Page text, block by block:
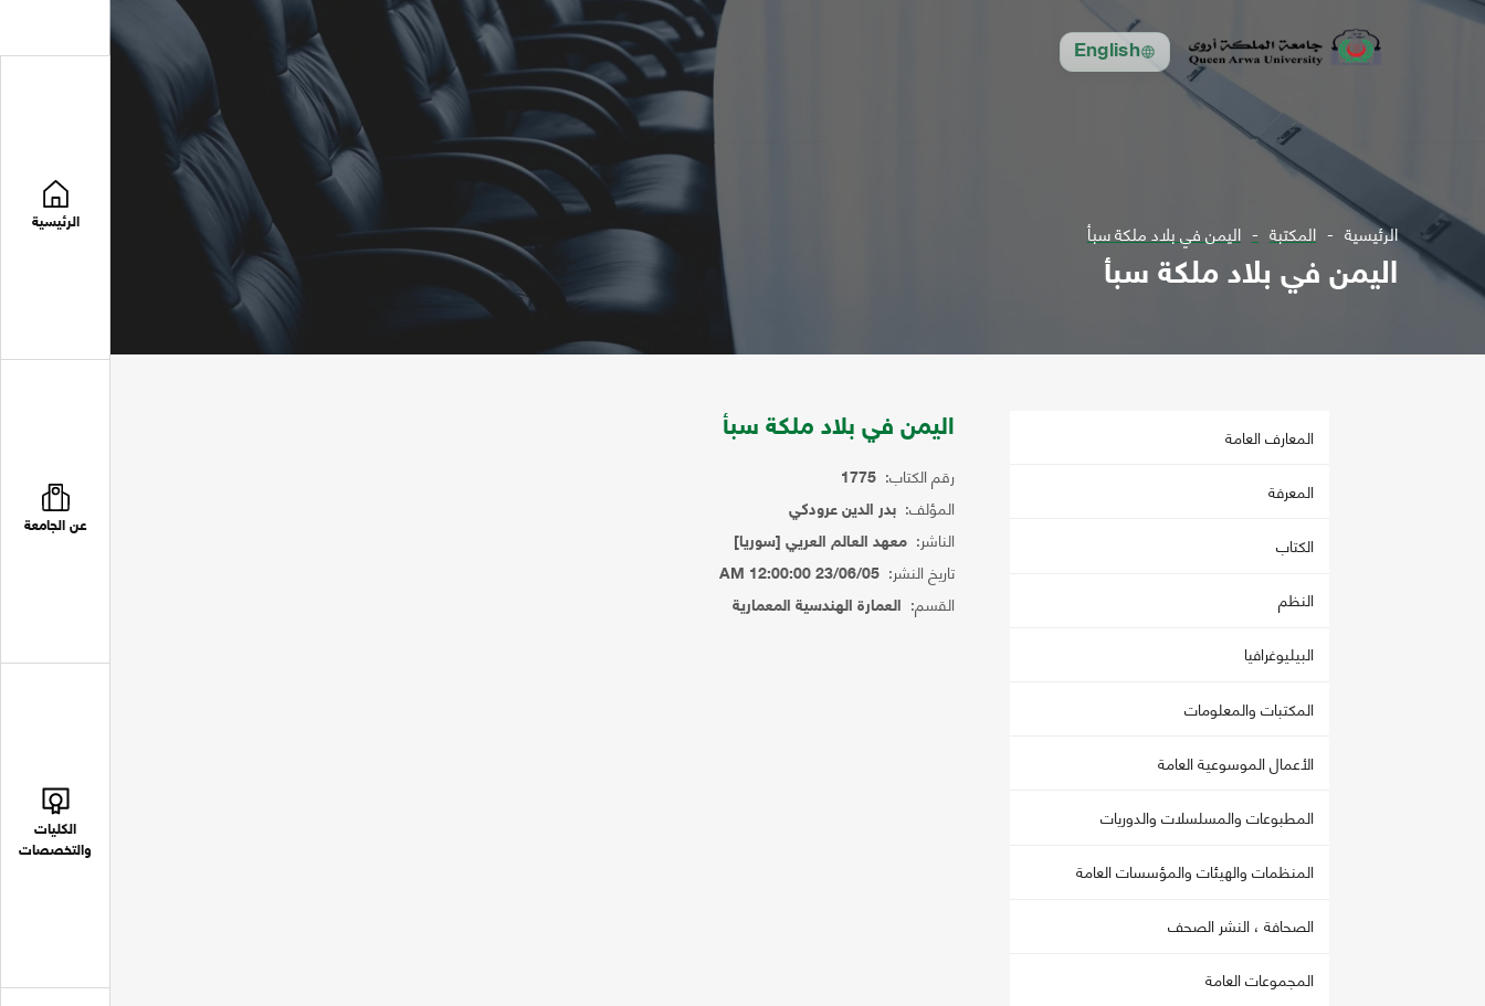
English
الرئيسية
عن الجامعة
الكليات
والتخصصات
الرئيسية المكتبة اليمن في بلاد ملكة سبأ
اليمن في بلاد ملكة سبأ
المعارف العامة
المعرفة
الكتاب
النظم
البيليوغرافيا
المكتبات والمعلومات
الأعمال الموسوعية العامة
المطبوعات والمسلسلات والدوريات
المنظمات والهيئات والمؤسسات العامة
الصحافة ، النشر الصحف
المجموعات العامة
اليمن في بلاد ملكة سبأ
رقم الكتاب: 1775
المؤلف: بدر الدين عرودكي
الناشر: معهد العالم العريي [سوريا]
تاريخ النشر: 23/06/05 12:00:00 AM
القسم: العمارة الهندسية المعمارية